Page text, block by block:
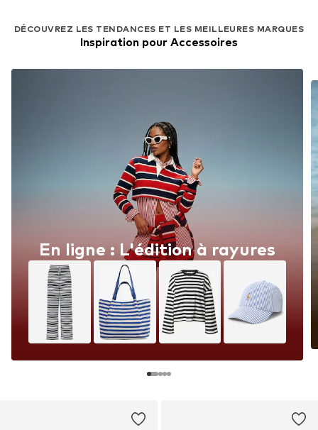
DÉCOUVREZ LES TENDANCES ET LES MEILLEURES MARQUES
Inspiration pour Accessoires
En ligne : L'édition à rayures